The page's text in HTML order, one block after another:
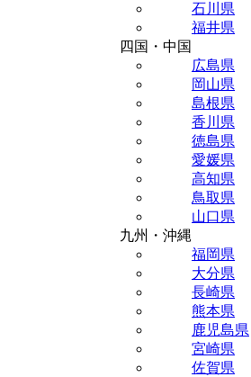
石川県
福井県
四国・中国
広島県
岡山県
島根県
香川県
徳島県
愛媛県
高知県
鳥取県
山口県
九州・沖縄
福岡県
大分県
長崎県
熊本県
鹿児島県
宮崎県
佐賀県